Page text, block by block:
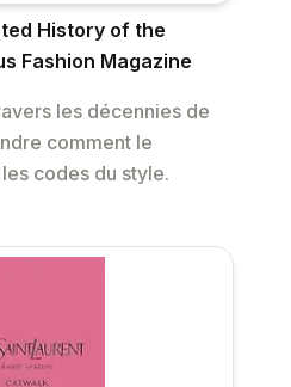
History of the
Fashion Magazine
les décennies de
comment le
codes du style.